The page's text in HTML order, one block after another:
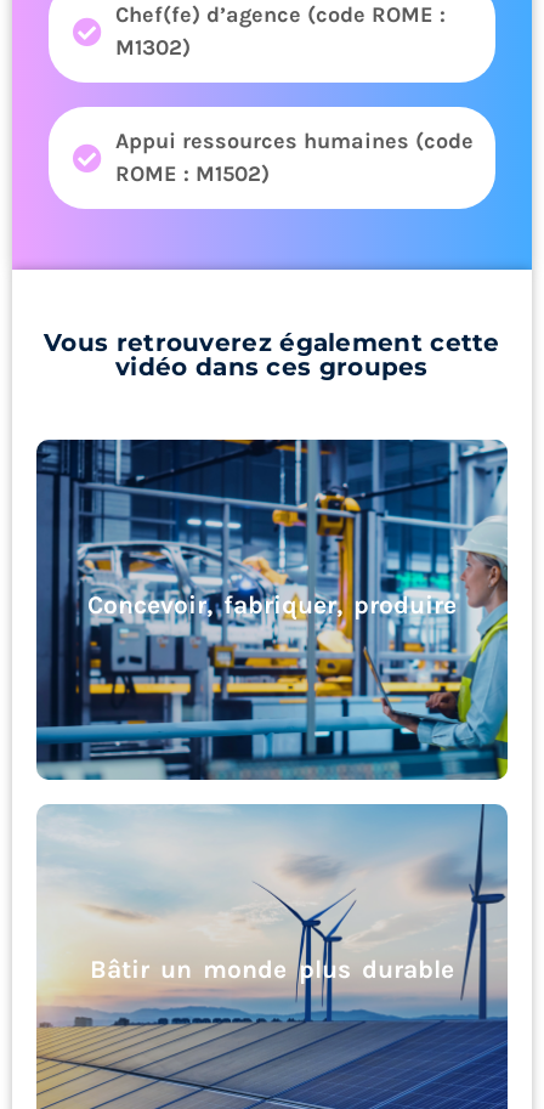
Chef(fe) d’agence (code ROME :
M1302)
Appui ressources humaines (code
ROME : M1502)
Vous retrouverez également cette
vidéo dans ces groupes
Concevoir, fabriquer, produire
Concevoir, fabriquer, produire
Bâtir un monde plus durable